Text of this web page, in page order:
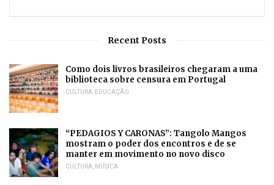
Recent Posts
Como dois livros brasileiros chegaram a uma
biblioteca sobre censura em Portugal
CULTURA, EDUCAÇÃO
“PEDAGIOS Y CARONAS”: Tangolo Mangos
mostram o poder dos encontros e de se
manter em movimento no novo disco
CULTURA, MÚSICA